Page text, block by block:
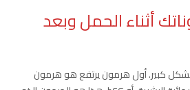
أثناء الحمل وبعد
كبير. أول هرمون يرتفع هو هرمون